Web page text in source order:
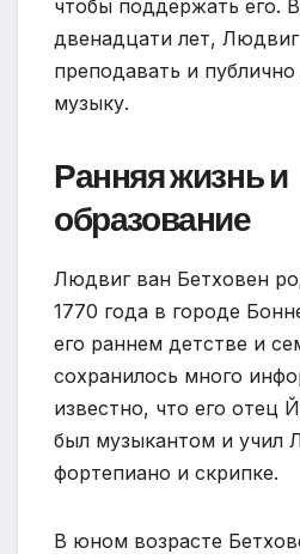
чтобы поддержать его.
двенадцати лет,
преподавать и публично
музыку.
Ранняя жизнь и
образование
Людвиг ван Бетховен
1770 года в городе
его раннем детстве и
сохранилось много
известно, что его отец
был музыкантом и учил
фортепиано и скрипке.
В юном возрасте